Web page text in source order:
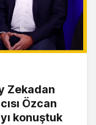
Zekadan
Özcan
konuştuk